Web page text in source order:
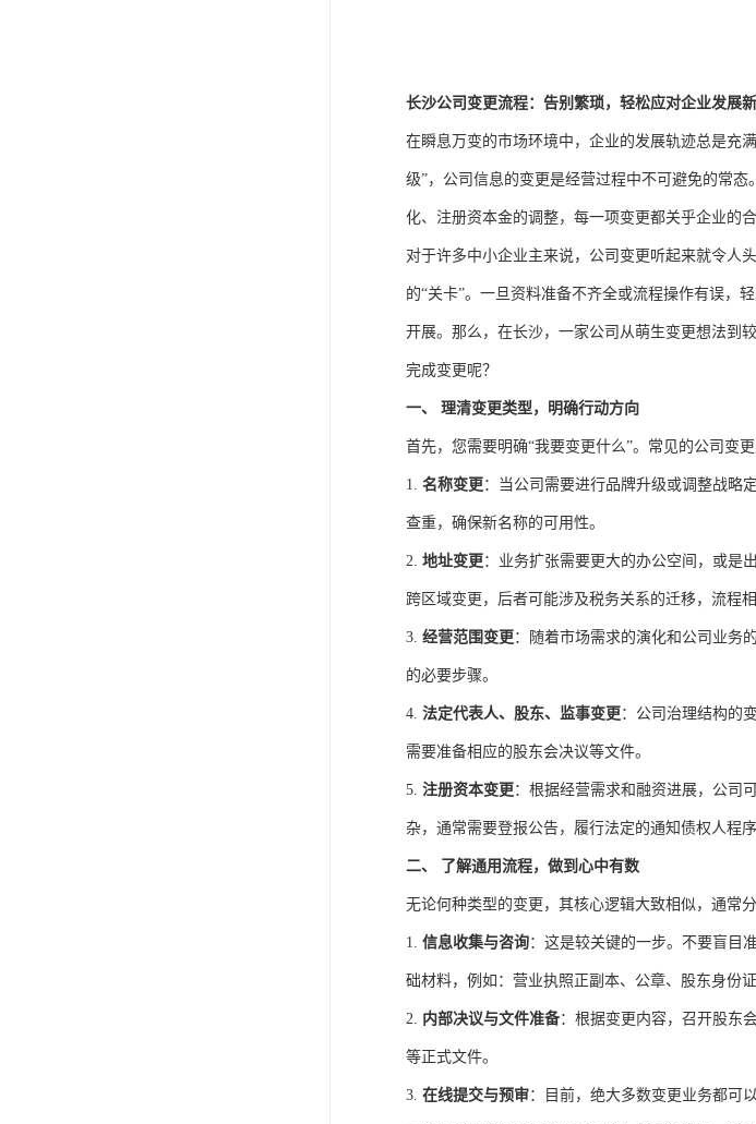
长沙公司变更流程：告别繁琐，轻松应对企业发展
在瞬息万变的市场环境中，企业的发展轨迹总是充
级”，公司信息的变更是经营过程中不可避免的常
化、注册资本金的调整，每一项变更都关乎企业的
对于许多中小企业主来说，公司变更听起来就令人
的“关卡”。一旦资料准备不齐全或流程操作有误，
开展。那么，在长沙，一家公司从萌生变更想法到
完成变更呢？
一、 理清变更类型，明确行动方向
首先，您需要明确“我要变更什么”。常见的公司变更
1. 名称变更 ：当公司需要进行品牌升级或调整战略
查重，确保新名称的可用性。
2. 地址变更 ：业务扩张需要更大的办公空间，或是
跨区域变更，后者可能涉及税务关系的迁移，流程相
3. 经营范围变更 ：随着市场需求的演化和公司业务
的必要步骤。
4. 法定代表人、股东、监事变更 ：公司治理结构的
需要准备相应的股东会决议等文件。
5. 注册资本变更 ：根据经营需求和融资进展，公司
杂，通常需要登报公告，履行法定的通知债权人程序
二、 了解通用流程，做到心中有数
无论何种类型的变更，其核心逻辑大致相似，通常
1. 信息收集与咨询：这是较关键的一步。不要盲目
础材料，例如：营业执照正副本、公章、股东身份
2. 内部决议与文件准备：根据变更内容，召开股东
等正式文件。
3. 在线提交与预审：目前，绝大多数变更业务都可